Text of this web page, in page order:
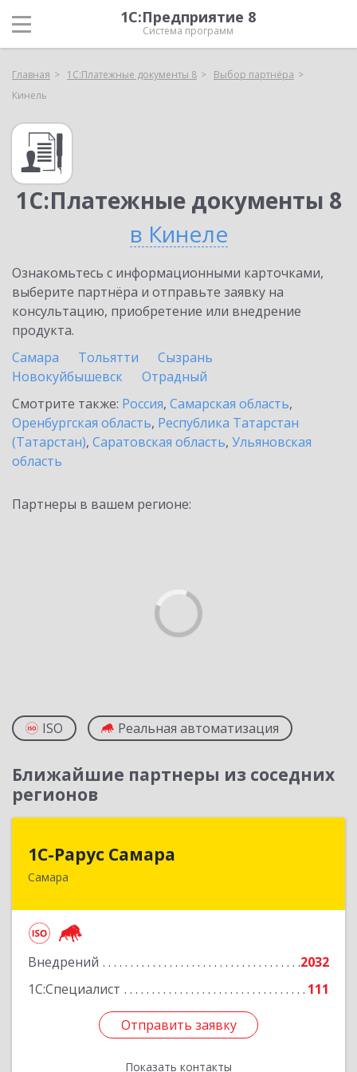
1С:Предприятие 8
Система программ
Главная 1С:Платежные документы 8
Выбор партнёра
Кинель
1С:Платежные документы 8
в Кинеле
Ознакомьтесь с информационными карточками,
выберите партнёра и отправьте заявку на
консультацию, приобретение или внедрение
продукта.
Самара
Тольятти
Сызрань
Новокуйбышевск
Отрадный
Смотрите также: Россия, Самарская область,
Оренбургская область, Республика Татарстан
(Татарстан), Саратовская область, Ульяновская
область
Партнеры в вашем регионе:
ISO Реальная автоматизация
Ближайшие партнеры из соседних
регионов
1С-Рарус Самара
Самара
Внедрений
2032
1С:Специалист
111
Отправить заявку
Показать контакты
Подробнее
Отправить заявку
Назад